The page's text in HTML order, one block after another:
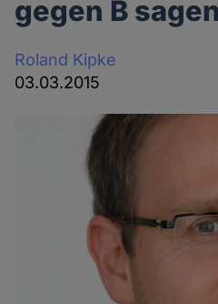
gegen B sagen
Roland Kipke
03.03.2015